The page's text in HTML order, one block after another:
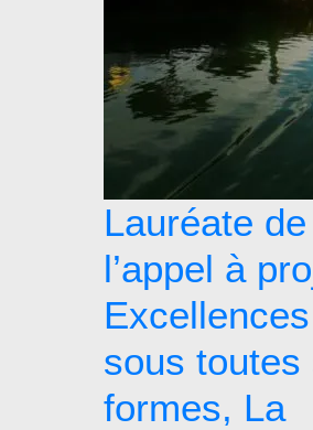
Lauréate de
l’appel à
Excellences
sous toutes
formes, La